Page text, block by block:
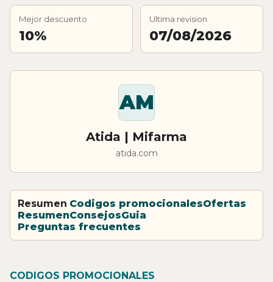
Mejor descuento
10%
Ultima revision
07/08/2026
AM
Atida | Mifarma
atida.com
Resumen Codigos promocionalesOfertas
ResumenConsejosGuia
Preguntas frecuentes
CODIGOS PROMOCIONALES